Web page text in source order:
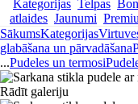
Kategorijas Telpas
atlaides Jaunumi
SākumsKategorijas
glabāšana un pārvadāšana
...Pudeles un termosi
Rādīt galeriju